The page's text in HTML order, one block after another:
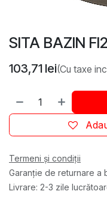
SITA BAZIN
103,71 lei(Cu taxe
Termeni și condiții
Garanție de returnare a
Livrare: 2-3 zile